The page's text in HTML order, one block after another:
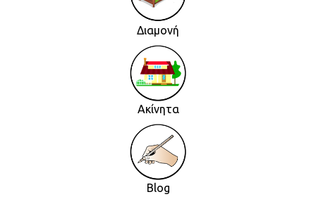
Διαμονή
Ακίνητα
Blog